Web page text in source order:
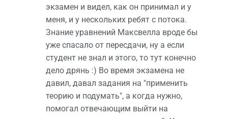
экзамен и видел, как он принимал и у
меня, и у нескольких ребят с потока.
Знание уравнений Максвелла вроде бы
уже спасало от пересдачи, ну а если
студент не знал и этого, то тут конечно
дело дрянь :) Во время экзамена не
давил, давал задания на "применить
теорию и подумать", а когда нужно,
помогал отвечающим выйти на